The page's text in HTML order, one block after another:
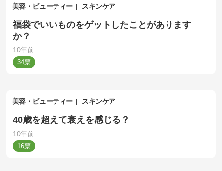
美容・ビューティー スキンケア
福袋でいいものをゲットしたことがあります
か？
10年前
34
美容・ビューティー スキンケア
40歳を超えて衰えを感じる？
10年前
16